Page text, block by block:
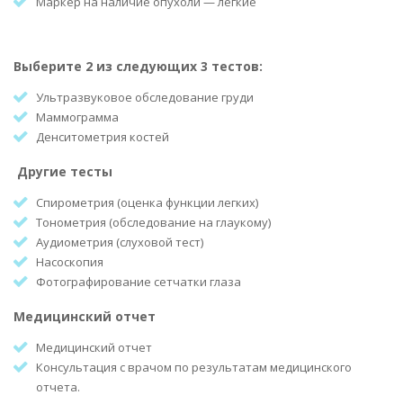
Выберите 2 из следующих 3 тестов:
Ультразвуковое обследование груди
Маммограмма
Денситометрия костей
Другие тесты
Спирометрия (оценка функции легких)
Тонометрия (обследование на глаукому)
Аудиометрия (слуховой тест)
Насоскопия
Фотографирование сетчатки глаза
Медицинский отчет
Медицинский отчет
Консультация с врачом по результатам медицинского
отчета.